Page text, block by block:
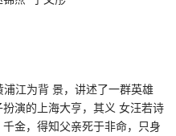
江为背 景，讲述了一群英雄
演的上海大亨，其义 女汪若诗
金，得知父亲死于非命，只身